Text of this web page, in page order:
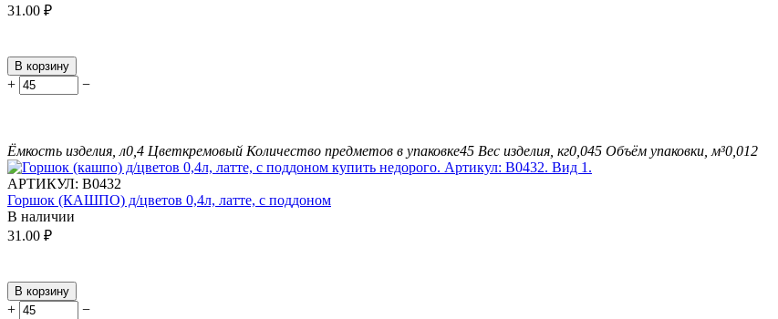
31.00 ₽
В корзину
+ −
Ёмкость изделия, л0,4 Цветкремовый Количество предметов в упаковке45 Вес изделия, кг0,045 Объём упаковки, м³0,012
АРТИКУЛ: В0432
Горшок (КАШПО) д/цветов 0,4л, латте, с поддоном
В наличии
31.00 ₽
В корзину
+ −